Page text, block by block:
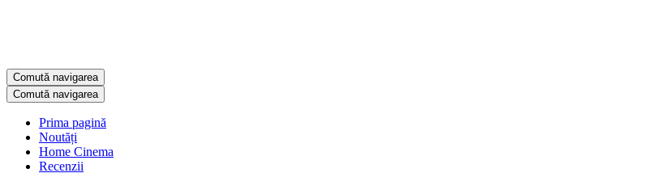
Comută navigarea
Comută navigarea
Prima pagină
Noutăți
Home Cinema
Recenzii